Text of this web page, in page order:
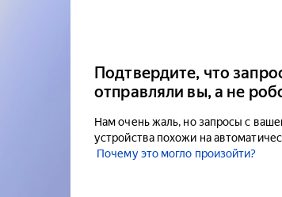
Подтвердите, что
отправляли вы, а не
Нам очень жаль, но запросы с
устройства похожи на
Почему это могло произойти?